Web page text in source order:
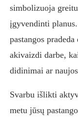
simbolizuoja
įgyvendinti
pastangos
akivaizdi darbe,
didinimai ar
Svarbu išlikti
metu jūsų